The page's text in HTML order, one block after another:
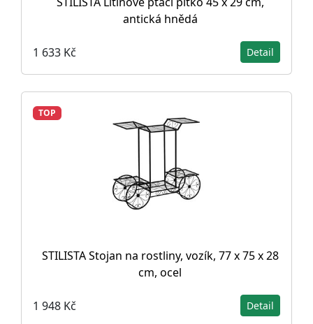
antická hnědá
1 633 Kč Detail
TOP
STILISTA Stojan na rostliny, vozík, 77 x 75 x 28
cm, ocel
1 948 Kč Detail